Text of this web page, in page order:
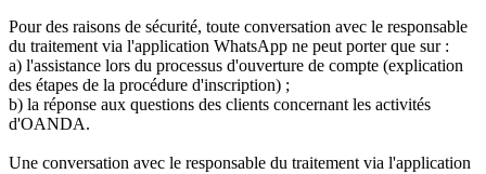
Pour des raisons de sécurité, toute conversation avec le responsable
du traitement via l'application WhatsApp ne peut porter que sur :
a) l'assistance lors du processus d'ouverture de compte (explication
des étapes de la procédure d'inscription) ;
b) la réponse aux questions des clients concernant les activités
d'OANDA.
Une conversation avec le responsable du traitement via l'application